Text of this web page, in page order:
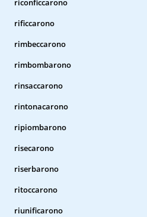
riconficcarono
rificcarono
rimbeccarono
rimbombarono
rinsaccarono
rintonacarono
ripiombarono
risecarono
riserbarono
ritoccarono
riunificarono